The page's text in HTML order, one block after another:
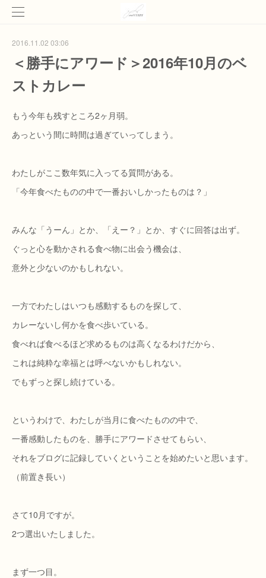
2016.11.02 03:06
＜勝手にアワード＞2016年10月のベ
ストカレー
もう今年も残すところ2ヶ月弱。
あっという間に時間は過ぎていってしまう。
わたしがここ数年気に入ってる質問がある。
「今年食べたものの中で一番おいしかったものは？」
みんな「うーん」とか、「えー？」とか、すぐに回答は出ず。
ぐっと心を動かされる食べ物に出会う機会は、
意外と少ないのかもしれない。
一方でわたしはいつも感動するものを探して、
カレーないし何かを食べ歩いている。
食べれば食べるほど求めるものは高くなるわけだから、
これは純粋な幸福とは呼べないかもしれない。
でもずっと探し続けている。
というわけで、わたしが当月に食べたものの中で、
一番感動したものを、勝手にアワードさせてもらい、
それをブログに記録していくということを始めたいと思います。
（前置き長い）
さて10月ですが。
2つ選出いたしました。
まず一つ目。